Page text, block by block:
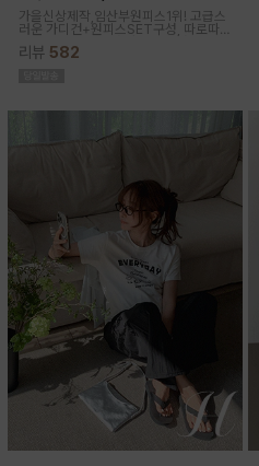
누구나예쁜핏)
가을신상제작,임산부원피스1위! 고급스
러운 가디건+원피스SET구성, 따로따
리뷰 582